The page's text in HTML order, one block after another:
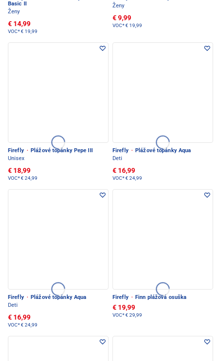
Basic II
Ženy
€ 14,99
VOC*€ 19,99
Ženy
€ 9,99
VOC*€ 19,99
Firefly · Plážové topánky Pepe III
Unisex
€ 18,99
VOC*€ 24,99
Firefly · Plážové topánky Aqua
Deti
€ 16,99
VOC*€ 24,99
Firefly · Plážové topánky Aqua
Deti
€ 16,99
VOC*€ 24,99
Firefly · Finn plážová osuška
€ 19,99
VOC*€ 29,99